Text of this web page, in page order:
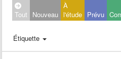
Tout Nouveau
À
l'étude Prévu
Étiquette